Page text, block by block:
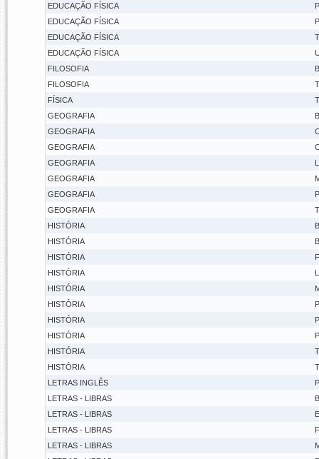
EDUCAÇÃO FÍSICA
EDUCAÇÃO FÍSICA
EDUCAÇÃO FÍSICA
EDUCAÇÃO FÍSICA
FILOSOFIA
FILOSOFIA
FÍSICA
GEOGRAFIA
GEOGRAFIA
GEOGRAFIA
GEOGRAFIA
GEOGRAFIA
GEOGRAFIA
GEOGRAFIA
HISTÓRIA
HISTÓRIA
HISTÓRIA
HISTÓRIA
HISTÓRIA
HISTÓRIA
HISTÓRIA
HISTÓRIA
HISTÓRIA
HISTÓRIA
LETRAS INGLÊS
LETRAS - LIBRAS
LETRAS - LIBRAS
LETRAS - LIBRAS
LETRAS - LIBRAS